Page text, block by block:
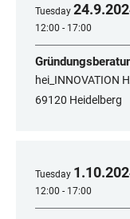
Tuesday 24.9.
12:00 - 17:00
hei_INNOVATION
69120 Heidelberg
Tuesday 1.10.
12:00 - 17:00